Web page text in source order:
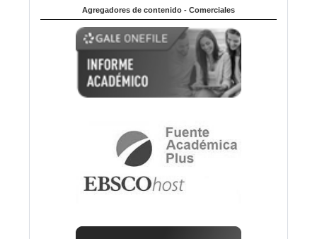
Agregadores de contenido - Comerciales